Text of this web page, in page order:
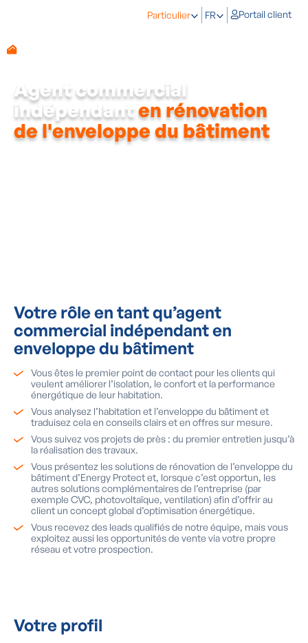
Particulier FR Portail client
Agent commercial
indépendant en rénovation
de l'enveloppe du bâtiment
Pour soutenir notre croissance dans les solutions de rénovation
Votre rôle en tant qu’agent
commercial indépendant en
enveloppe du bâtiment
Vous êtes le premier point de contact pour les clients qui
veulent améliorer l’isolation, le confort et la performance
énergétique de leur habitation.
Vous analysez l’habitation et l’enveloppe du bâtiment et
traduisez cela en conseils clairs et en offres sur mesure.
Vous suivez vos projets de près : du premier entretien jusqu’à
la réalisation des travaux.
Vous présentez les solutions de rénovation de l’enveloppe du
bâtiment d’Energy Protect et, lorsque c’est opportun, les
autres solutions complémentaires de l’entreprise (par
exemple CVC, photovoltaïque, ventilation) afin d’offrir au
client un concept global d’optimisation énergétique.
Vous recevez des leads qualifiés de notre équipe, mais vous
exploitez aussi les opportunités de vente via votre propre
réseau et votre prospection.
Votre profil